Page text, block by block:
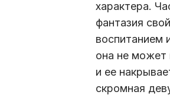
характера.
фантазия
воспитанием
она не может
и ее
скромная